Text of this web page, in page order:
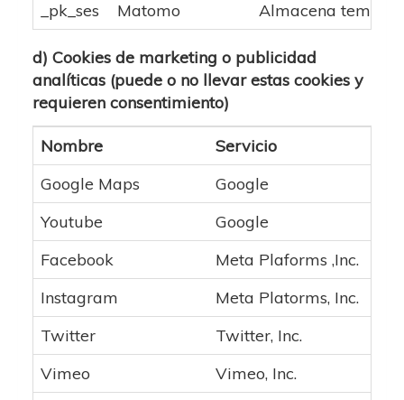
_pk_ses Matomo Almacena
d) Cookies de marketing o publicidad
analíticas (puede o no llevar estas cookies y
requieren consentimiento)
Nombre Servicio
Google Maps
Google
Youtube
Google
Facebook
Meta Plaforms ,Inc.
Instagram
Meta Platorms, Inc.
Twitter
Twitter, Inc.
Vimeo
Vimeo, Inc.